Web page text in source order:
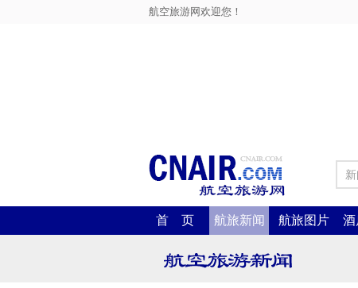
航空旅游网欢迎您！
首 页 航旅新闻 航旅图片 酒